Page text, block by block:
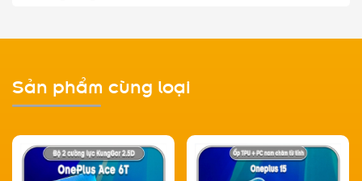
Sản phẩm cùng loại